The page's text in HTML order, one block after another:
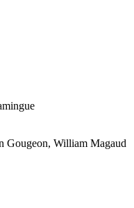
Gougeon, William Magaud